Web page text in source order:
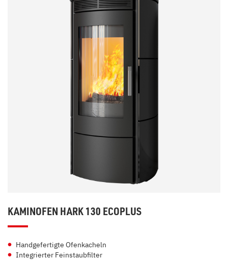
KAMINOFEN HARK 130 ECOPLUS
Handgefertigte Ofenkacheln
Integrierter Feinstaubfilter